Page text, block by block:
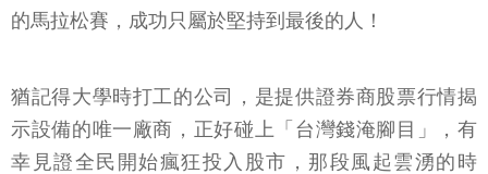
的馬拉松賽，成功只屬於堅持到最後的人！
猶記得大學時打工的公司，是提供證券商股票行情揭
示設備的唯一廠商，正好碰上「台灣錢淹腳目」，有
幸見證全民開始瘋狂投入股市，那段風起雲湧的時